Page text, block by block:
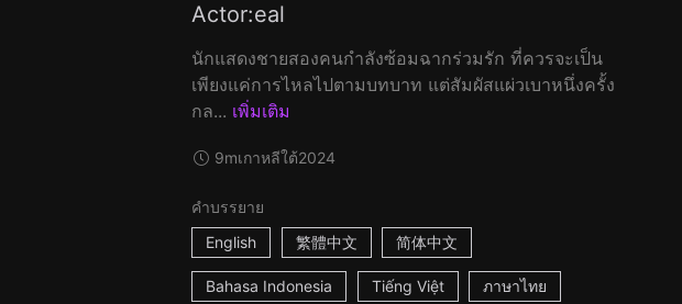
Actor:eal
นักแสดงชายสองคนกำลังซ้อมฉากร่วมรัก ที่ควรจะเป็น
เพียงแค่การไหลไปตามบทบาท แต่สัมผัสแผ่วเบาหนึ่งครั้ง
กล... เพิ่มเติม
9mเกาหลีใต้2024
คำบรรยาย
English
繁體中文 简体中文
Bahasa Indonesia Tiếng Việt ภาษาไทย